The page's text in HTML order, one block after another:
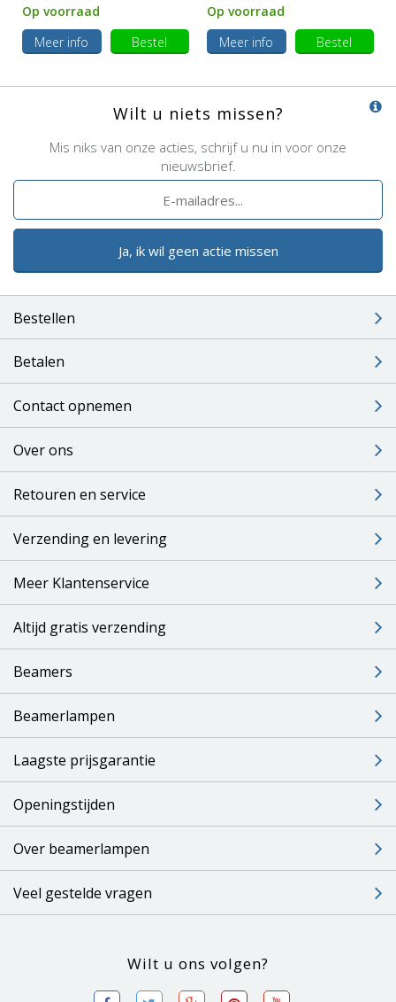
Op voorraad
Meer info
Bestel
Op voorraad
Meer info
Bestel
Wilt u niets missen?
Mis niks van onze acties, schrijf u nu in voor onze
nieuwsbrief.
Ja, ik wil geen actie missen
Bestellen
Betalen
Contact opnemen
Over ons
Retouren en service
Verzending en levering
Meer Klantenservice
Altijd gratis verzending
Beamers
Beamerlampen
Laagste prijsgarantie
Openingstijden
Over beamerlampen
Veel gestelde vragen
Wilt u ons volgen?